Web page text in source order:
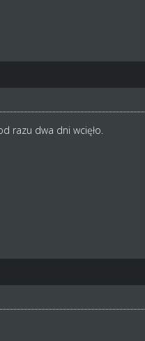
razu dwa dni wcięło.